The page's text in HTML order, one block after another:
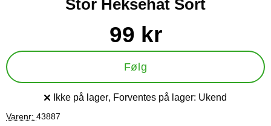
Stor Heksehat Sort
Køb dette produkt Stor Heksehat Sort
pris
99 kr
Følg
Produkttilgængelighed:
Ikke på lager, Forventes på lager: Ukend
Varenr: 43887